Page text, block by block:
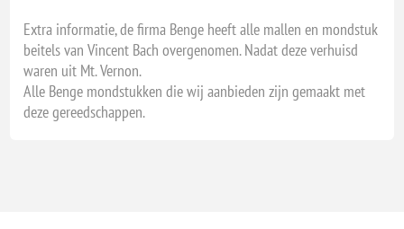
Extra informatie, de firma Benge heeft alle mallen en mondstuk
beitels van Vincent Bach overgenomen. Nadat deze verhuisd
waren uit Mt. Vernon.
Alle Benge mondstukken die wij aanbieden zijn gemaakt met
deze gereedschappen.